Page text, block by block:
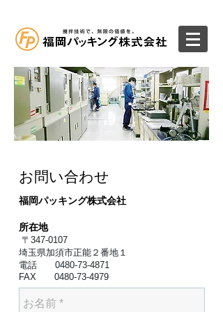
お問い合わせ
福岡パッキング株式会社
所在地
〒347-0107
埼玉県加須市正能２番地１
電話
0480-73-4871
FAX
0480-73-4979